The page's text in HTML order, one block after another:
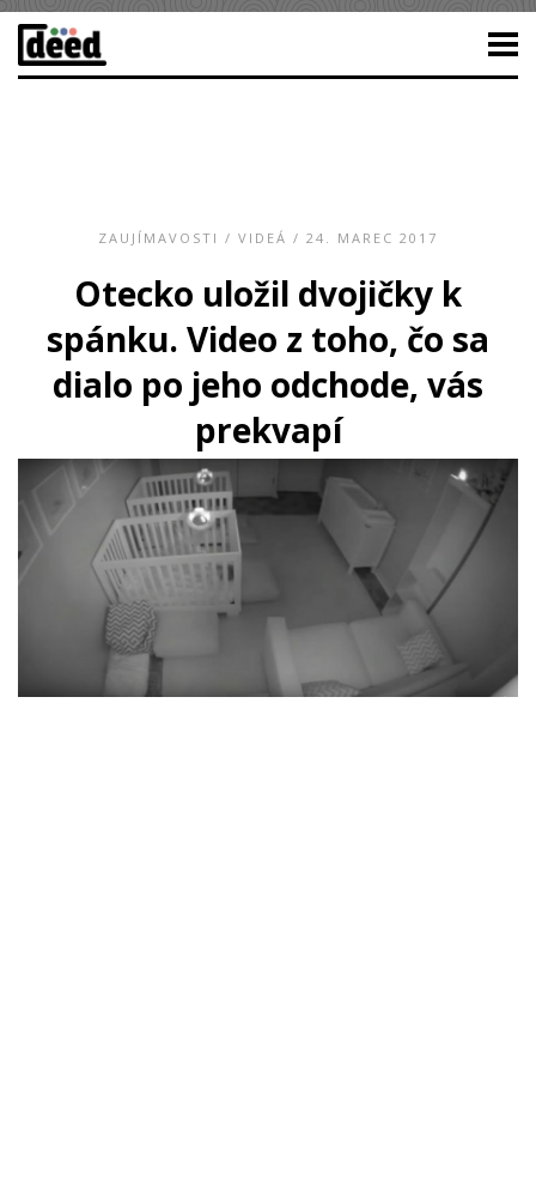
ZAUJÍMAVOSTI / VIDEÁ / 24. MAREC 2017
Otecko uložil dvojičky k
spánku. Video z toho, čo sa
dialo po jeho odchode, vás
prekvapí